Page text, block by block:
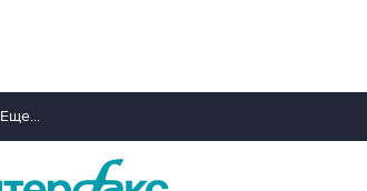
Еще...